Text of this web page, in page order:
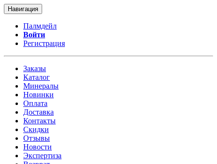
Навигация
Палмдейл
Войти
Регистрация
Заказы
Каталог
Минералы
Новинки
Оплата
Доставка
Контакты
Скидки
Отзывы
Новости
Экспертиза